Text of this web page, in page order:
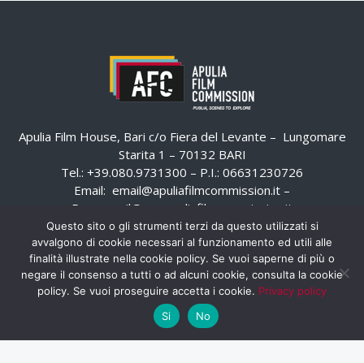
Apulia Film House, Bari c/o Fiera del Levante – Lungomare
Starita 1 – 70132 BARI
Tel.: +39.080.9731300 – P.I.: 06631230726
Email: email@apuliafilmcommission.it –
Pec:
email@pec.apuliafilmcommission.it
Questo sito o gli strumenti terzi da questo utilizzati si
avvalgono di cookie necessari al funzionamento ed utili alle
finalità illustrate nella cookie policy. Se vuoi saperne di più o
negare il consenso a tutti o ad alcuni cookie, consulta la cookie
policy. Se vuoi proseguire accetta i cookie. Privacy policy
Si
No